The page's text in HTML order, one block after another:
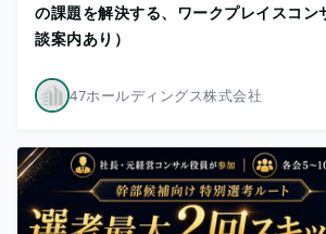
の課題を解決する、ワークプレイスコン
談案内あり）
47ホールディングス株式会社